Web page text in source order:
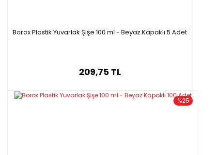
Borox Plastik Yuvarlak Şişe 100 ml - Beyaz Kapaklı 5 Adet
209,75 TL
%25